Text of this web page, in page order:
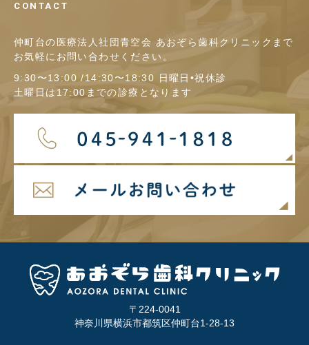
CONTACT
仲町台の医療法人社団青空会 あおぞら歯科クリニックまで
お気軽にお問い合わせください。
9:30〜13:00 /14:30〜18:30 日曜日•祝休診
土曜日は17:00までの診療となります
〒224-0041
神奈川県横浜市都筑区仲町台1-28-13